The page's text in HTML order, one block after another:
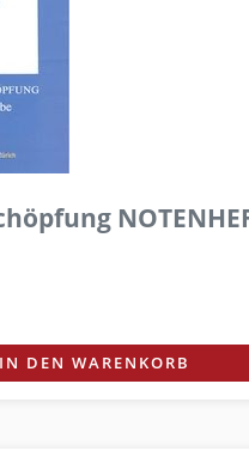
IN DEN WARENKORB